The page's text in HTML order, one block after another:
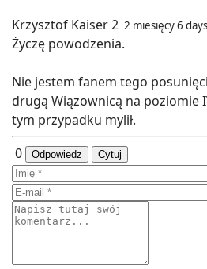
Krzysztof Kaiser 2 2 miesięcy 6 days
Życzę powodzenia.
Nie jestem fanem tego
drugą Wiązownicą na poziomie
tym przypadku mylił.
0
Odpowiedz Cytuj